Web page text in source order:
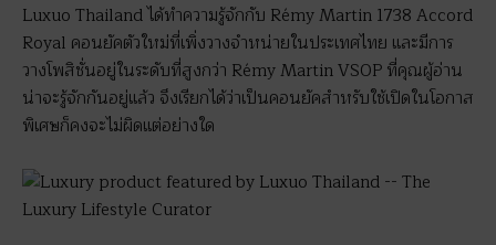
Luxuo Thailand ได้ทำความรู้จักกับ Rémy Martin 1738 Accord
Royal คอนยัคตัวใหม่ที่เพิ่งวางจำหน่ายในประเทศไทย และมีการ
วางโพสิชั่นอยู่ในระดับที่สูงกว่า Rémy Martin VSOP ที่คุณผู้อ่าน
น่าจะรู้จักกันอยู่แล้ว จึงเรียกได้ว่าเป็นคอนยัคสำหรับใช้เปิดในโอกาส
พิเศษก็คงจะไม่ผิดแต่อย่างใด